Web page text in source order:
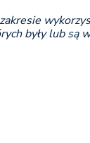
były lub są